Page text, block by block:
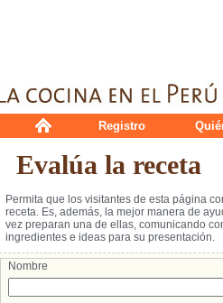
Registro
Evalúa la receta
Permita que los visitantes de esta página
receta. Es, además, la mejor manera de
vez preparan una de ellas, comunicando
ingredientes e ideas para su presentación.
Nombre